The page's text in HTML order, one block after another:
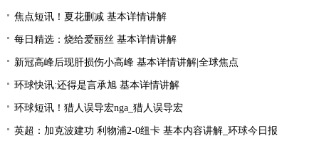
焦点短讯！夏花删减 基本详情讲解
每日精选：烧给爱丽丝 基本详情讲解
新冠高峰后现肝损伤小高峰 基本详情讲解|全球焦点
环球快讯:还得是言承旭 基本详情讲解
环球短讯！猎人误导宏nga_猎人误导宏
英超：加克波建功 利物浦2-0纽卡 基本内容讲解_环球今日报